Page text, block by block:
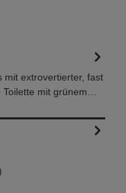
mit extrovertierter, fast
mit grünem…